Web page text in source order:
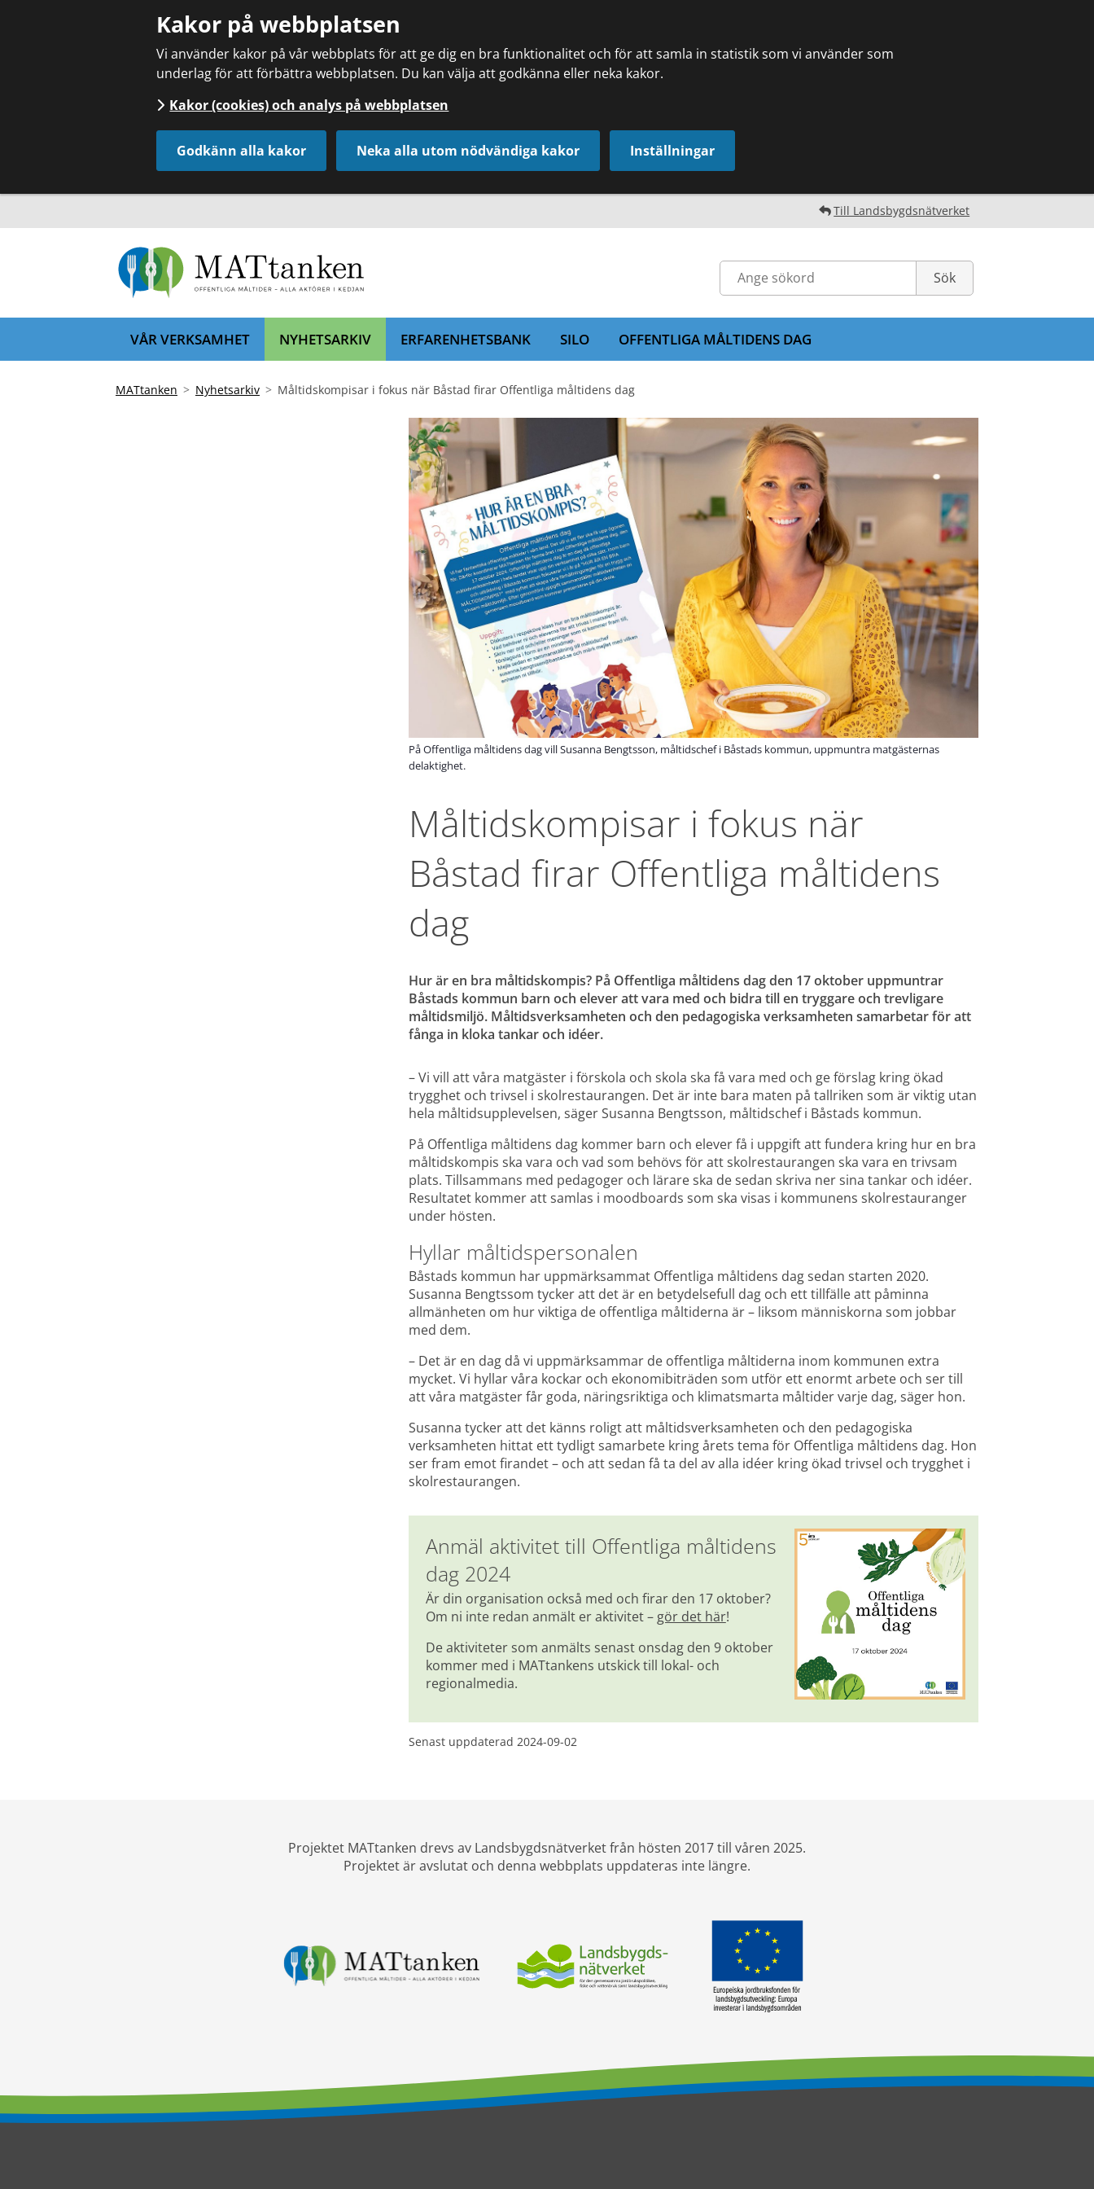
Kakor på webbplatsen
Vi använder kakor på vår webbplats för att ge dig en bra funktionalitet och för att samla in statistik som vi använder som
underlag för att förbättra webbplatsen. Du kan välja att godkänna eller neka kakor.
Kakor (cookies) och analys på webbplatsen
Godkänn alla kakor Neka alla utom nödvändiga kakor Inställningar
Till Landsbygdsnätverket
VÅR VERKSAMHET NYHETSARKIV ERFARENHETSBANK SILO OFFENTLIGA MÅLTIDENS DAG
MATtanken Nyhetsarkiv Måltidskompisar i fokus när Båstad firar Offentliga måltidens dag
På Offentliga måltidens dag vill Susanna Bengtsson, måltidschef i Båstads kommun, uppmuntra matgästernas
delaktighet.
Måltidskompisar i fokus när
Båstad firar Offentliga måltidens
dag
Hur är en bra måltidskompis? På Offentliga måltidens dag den 17 oktober uppmuntrar
Båstads kommun barn och elever att vara med och bidra till en tryggare och trevligare
måltidsmiljö. Måltidsverksamheten och den pedagogiska verksamheten samarbetar för att
fånga in kloka tankar och idéer.
– Vi vill att våra matgäster i förskola och skola ska få vara med och ge förslag kring ökad
trygghet och trivsel i skolrestaurangen. Det är inte bara maten på tallriken som är viktig utan
hela måltidsupplevelsen, säger Susanna Bengtsson, måltidschef i Båstads kommun.
På Offentliga måltidens dag kommer barn och elever få i uppgift att fundera kring hur en bra
måltidskompis ska vara och vad som behövs för att skolrestaurangen ska vara en trivsam
plats. Tillsammans med pedagoger och lärare ska de sedan skriva ner sina tankar och idéer.
Resultatet kommer att samlas i moodboards som ska visas i kommunens skolrestauranger
under hösten.
Hyllar måltidspersonalen
Båstads kommun har uppmärksammat Offentliga måltidens dag sedan starten 2020.
Susanna Bengtssom tycker att det är en betydelsefull dag och ett tillfälle att påminna
allmänheten om hur viktiga de offentliga måltiderna är – liksom människorna som jobbar
med dem.
– Det är en dag då vi uppmärksammar de offentliga måltiderna inom kommunen extra
mycket. Vi hyllar våra kockar och ekonomibiträden som utför ett enormt arbete och ser till
att våra matgäster får goda, näringsriktiga och klimatsmarta måltider varje dag, säger hon.
Susanna tycker att det känns roligt att måltidsverksamheten och den pedagogiska
verksamheten hittat ett tydligt samarbete kring årets tema för Offentliga måltidens dag. Hon
ser fram emot firandet – och att sedan få ta del av alla idéer kring ökad trivsel och trygghet i
skolrestaurangen.
Anmäl aktivitet till Offentliga måltidens
dag 2024
Är din organisation också med och firar den 17 oktober?
Om ni inte redan anmält er aktivitet – gör det här!
De aktiviteter som anmälts senast onsdag den 9 oktober
kommer med i MATtankens utskick till lokal- och
regionalmedia.
Senast uppdaterad 2024-09-02
Projektet MATtanken drevs av Landsbygdsnätverket från hösten 2017 till våren 2025.
Projektet är avslutat och denna webbplats uppdateras inte längre.